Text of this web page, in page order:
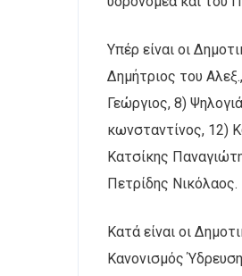
Υπέρ είναι οι
Δημήτριος του
Γεώργιος, 8)
κωνσταντίνος, 12)
Κατσίκης
Πετρίδης Νικόλαος.
Κατά είναι οι
Κανονισμός